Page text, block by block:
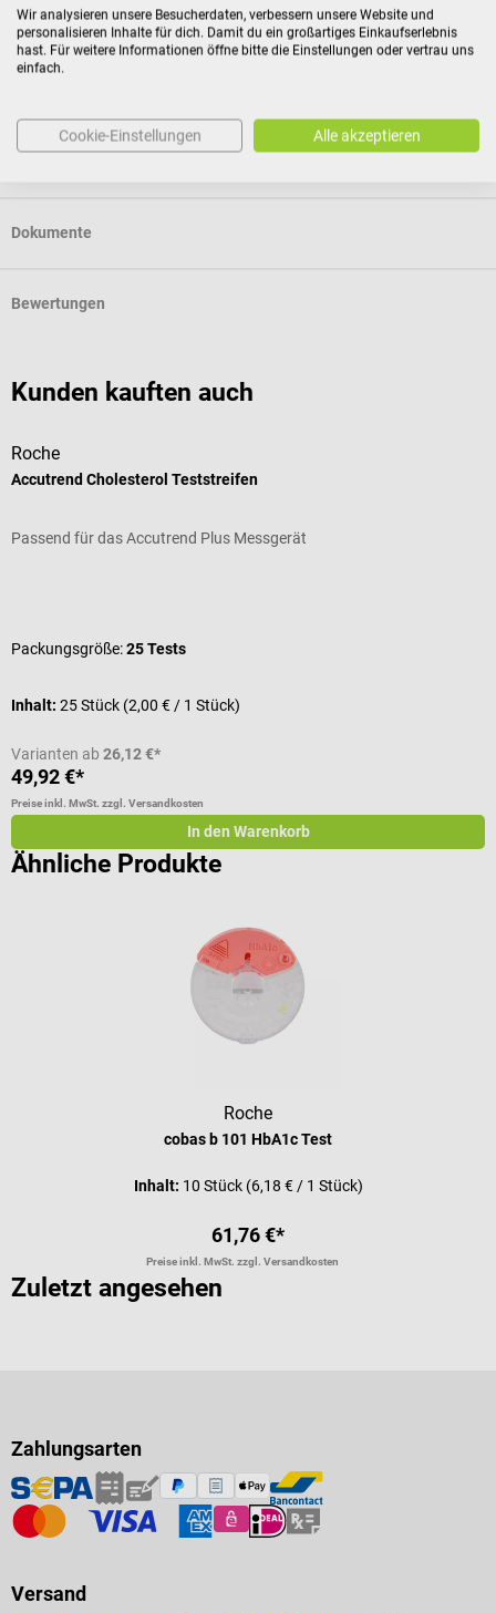
Gründen des Gesundheitsschutzes oder der Hygiene nicht
zur Rückgabe geeignet sind, wenn ihre Versiegelung nach
Dokumente
Bewertungen
Kunden kauften auch
Roche
Accutrend Cholesterol Teststreifen
Passend für das Accutrend Plus Messgerät
Packungsgröße:25 Tests
Inhalt: 25 Stück (2,00 € / 1 Stück)
Varianten ab 26,12 €*
49,92 €*
Preise inkl. MwSt. zzgl. Versandkosten
In den Warenkorb
Ähnliche Produkte
Roche
cobas b 101 HbA1c Test
Inhalt: 10 Stück (6,18 € / 1 Stück)
61,76 €*
Preise inkl. MwSt. zzgl. Versandkosten
Zuletzt angesehen
Zahlungsarten
Versand
Wir analysieren unsere Besucherdaten, verbessern unsere Website und
personalisieren Inhalte für dich. Damit du ein großartiges Einkaufserlebnis
hast. Für weitere Informationen öffne bitte die Einstellungen oder vertrau uns
einfach.
Cookie-Einstellungen Alle akzeptieren